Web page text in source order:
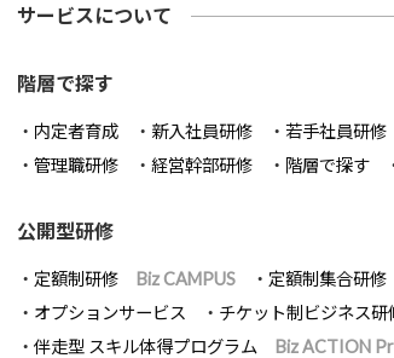
サービスについて
階層で探す
内定者育成 新入社員研修 若手社員研修
管理職研修
経営幹部研修 階層で探す
公開型研修
定額制研修 Biz CAMPUS 定額制集合研修
オプションサービス
チケット制ビジネス研
伴走型 スキル体得プログラム
Biz ACTION